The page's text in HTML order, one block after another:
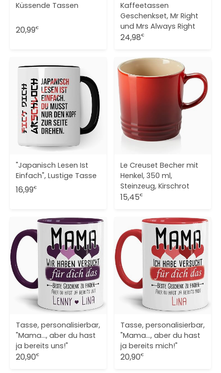
Küssende Tassen
20,99€
Kaffeetassen
Geschenkset, Mr Right
und Mrs Always Right
24,98€
"Japanisch Lesen Ist
Einfach", Lustige Tasse
16,99€
Le Creuset Becher mit
Henkel, 350 ml,
Steinzeug, Kirschrot
15,45€
Tasse, personalisierbar,
"Mama..., aber du hast
ja bereits uns!"
20,90€
Tasse, personalisierbar,
"Mama..., aber du hast
ja bereits mich!"
20,90€